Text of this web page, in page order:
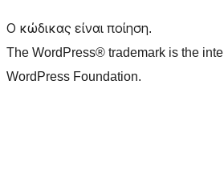
Ο κώδικας είναι ποίηση.
The WordPress® trademark is the
WordPress Foundation.